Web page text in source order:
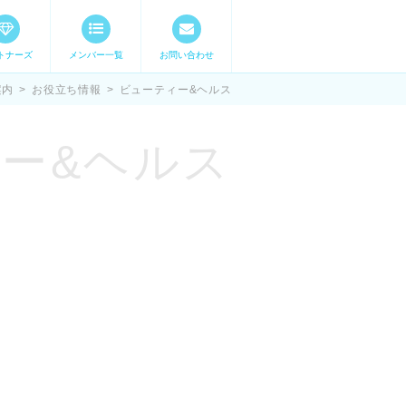
ステ スキル・
ナーズ メンバー一覧 お問い合わせ
> お役立ち情報 > ビューティー&ヘルス
&ヘルス